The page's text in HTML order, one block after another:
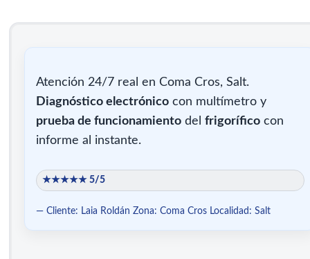
★★★★★ 5/5
Atención 24/7 real en Coma Cros, Salt.
Diagnóstico electrónico con multímetro y
prueba de funcionamiento delfrigorífico con
informe al instante.
— Cliente: Laia Roldán Zona: Coma Cros Localidad: Salt